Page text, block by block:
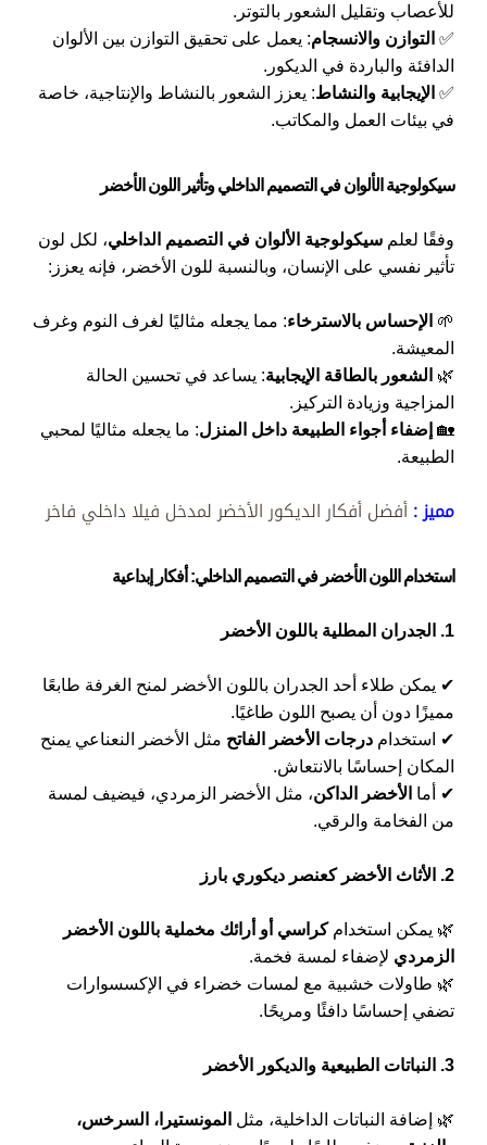
للأعصاب وتقليل الشعور بالتوتر.
✅ التوازن والانسجام: يعمل على تحقيق التوازن بين الألوان
الدافئة والباردة في الديكور.
✅ الإيجابية والنشاط: يعزز الشعور بالنشاط والإنتاجية، خاصة
في بيئات العمل والمكاتب.
سيكولوجية الألوان في التصميم الداخلي وتأثير اللون الأخضر
وفقًا لعلم سيكولوجية الألوان في التصميم الداخلي، لكل لون
تأثير نفسي على الإنسان، وبالنسبة للون الأخضر، فإنه يعزز:
🌱 الإحساس بالاسترخاء: مما يجعله مثاليًا لغرف النوم وغرف
المعيشة.
🌿 الشعور بالطاقة الإيجابية: يساعد في تحسين الحالة
المزاجية وزيادة التركيز.
🏡 إضفاء أجواء الطبيعة داخل المنزل: ما يجعله مثاليًا لمحبي
الطبيعة.
مميز :أفضل أفكار الديكور الأخضر لمدخل فيلا داخلي فاخر
استخدام اللون الأخضر في التصميم الداخلي: أفكار إبداعية
1. الجدران المطلية باللون الأخضر
✔ يمكن طلاء أحد الجدران باللون الأخضر لمنح الغرفة طابعًا
مميزًا دون أن يصبح اللون طاغيًا.
✔ استخدام درجات الأخضر الفاتح مثل الأخضر النعناعي يمنح
المكان إحساسًا بالانتعاش.
✔ أما الأخضر الداكن، مثل الأخضر الزمردي، فيضيف لمسة
من الفخامة والرقي.
2. الأثاث الأخضر كعنصر ديكوري بارز
🌿 يمكن استخدامكراسي أو أرائك مخملية باللون الأخضر
الزمردي لإضفاء لمسة فخمة.
🌿 طاولات خشبية مع لمسات خضراء في الإكسسوارات
تضفي إحساسًا دافئًا ومريحًا.
3. النباتات الطبيعية والديكور الأخضر
🌿 إضافة النباتات الداخلية، مثل المونستيرا، السرخس،